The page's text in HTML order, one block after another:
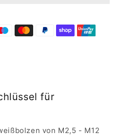
für
von M2,5 - M12